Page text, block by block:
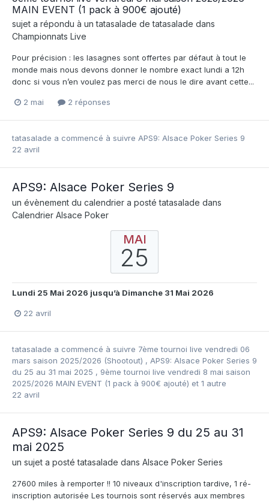
MAIN EVENT (1 pack à 900€ ajouté)
sujet a répondu à untatasalade detatasalade dans
Championnats Live
Pour précision : les lasagnes sont offertes par défaut à tout le
monde mais nous devons donner le nombre exact lundi a 12h
donc si vous n’en voulez pas merci de nous le dire avant cette...
2 mai 2 réponses
tatasalade a commencé à suivre APS9: Alsace Poker Series 9
22 avril
APS9: Alsace Poker Series 9
un évènement du calendrier a postétatasalade dans
Calendrier Alsace Poker
MAI
25
Lundi 25 Mai 2026 jusqu’à Dimanche 31 Mai 2026
22 avril
tatasalade a commencé à suivre 7ème tournoi live vendredi 06
mars saison 2025/2026 (Shootout) , APS9: Alsace Poker Series 9
du 25 au 31 mai 2025 , 9ème tournoi live vendredi 8 mai saison
2025/2026 MAIN EVENT (1 pack à 900€ ajouté) et 1 autre
22 avril
APS9: Alsace Poker Series 9 du 25 au 31
mai 2025
un sujet a postétatasalade dans Alsace Poker Series
27600 miles à remporter !! 10 niveaux d'inscription tardive, 1 ré-
inscription autorisée Les tournois sont réservés aux membres